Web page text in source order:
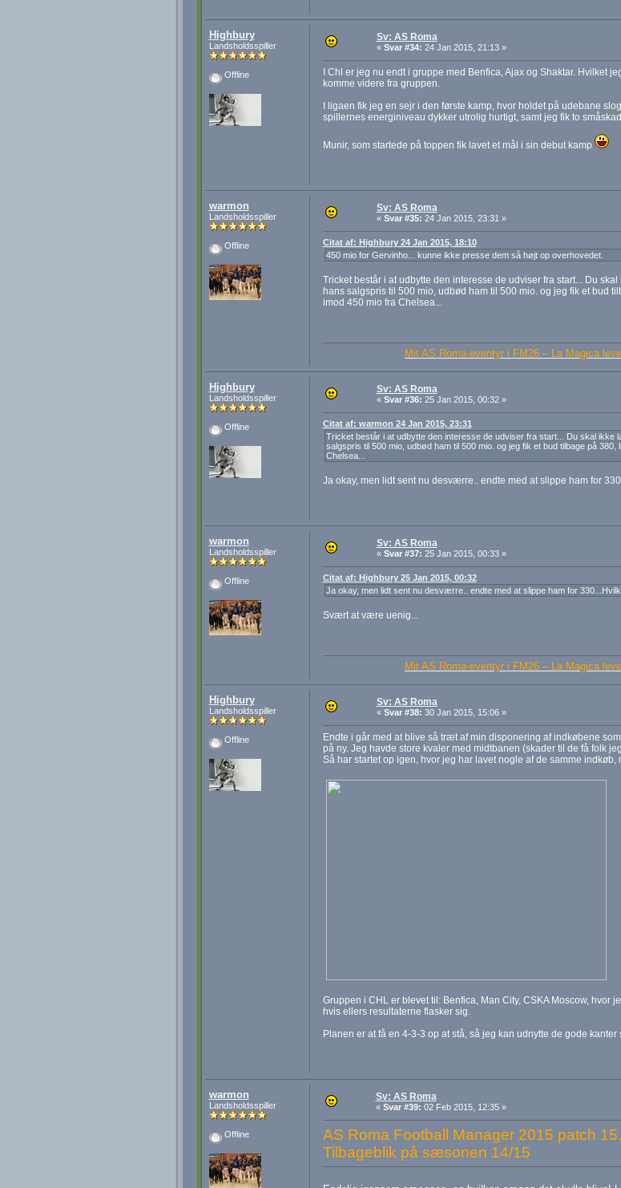
Highbury
Landsholdsspiller
Offline
Sv: AS Roma
« Svar #34: 24 Jan 2015, 21:13 »
I Chl er jeg nu endt i gruppe med Benfica, Ajax og Shaktar. Hvilket
komme videre fra gruppen.
I ligaen fik jeg en sejr i den første kamp, hvor holdet på udebane
spillernes energiniveau dykker utrolig hurtigt, samt jeg fik to
Munir, som startede på toppen fik lavet et mål i sin debut kamp
warmon
Landsholdsspiller
Offline
Sv: AS Roma
« Svar #35: 24 Jan 2015, 23:31 »
Citat af: Highbury 24 Jan 2015, 18:10
450 mio for Gervinho... kunne ikke presse dem så højt op overhovedet.
Tricket består i at udbytte den interesse de udviser fra start... Du
hans salgspris til 500 mio, udbød ham til 500 mio. og jeg fik et bud
imod 450 mio fra Chelsea...
Mit AS Roma-eventyr i FM26 – La Magica
Highbury
Landsholdsspiller
Offline
Sv: AS Roma
« Svar #36: 25 Jan 2015, 00:32 »
Citat af: warmon 24 Jan 2015, 23:31
Tricket består i at udbytte den interesse de udviser fra start... Du skal ikke
salgspris til 500 mio, udbød ham til 500 mio. og jeg fik et bud tilbage på
Chelsea...
Ja okay, men lidt sent nu desværre.. endte med at slippe ham for
warmon
Landsholdsspiller
Offline
Sv: AS Roma
« Svar #37: 25 Jan 2015, 00:33 »
Citat af: Highbury 25 Jan 2015, 00:32
Ja okay, men lidt sent nu desværre.. endte med at slippe ham for
Svært at være uenig...
Mit AS Roma-eventyr i FM26 – La Magica
Highbury
Landsholdsspiller
Offline
Sv: AS Roma
« Svar #38: 30 Jan 2015, 15:06 »
Endte i går med at blive så træt af min disponering af indkøbene
på ny. Jeg havde store kvaler med midtbanen (skader til de få folk
Så har startet op igen, hvor jeg har lavet nogle af de samme indkøb,
Gruppen i CHL er blevet til: Benfica, Man City, CSKA Moscow,
hvis ellers resultaterne flasker sig.
Planen er at få en 4-3-3 op at stå, så jeg kan udnytte de gode kanter
warmon
Landsholdsspiller
Offline
Sv: AS Roma
« Svar #39: 02 Feb 2015, 12:35 »
AS Roma Football Manager 2015 patch
Tilbageblik på sæsonen 14/15